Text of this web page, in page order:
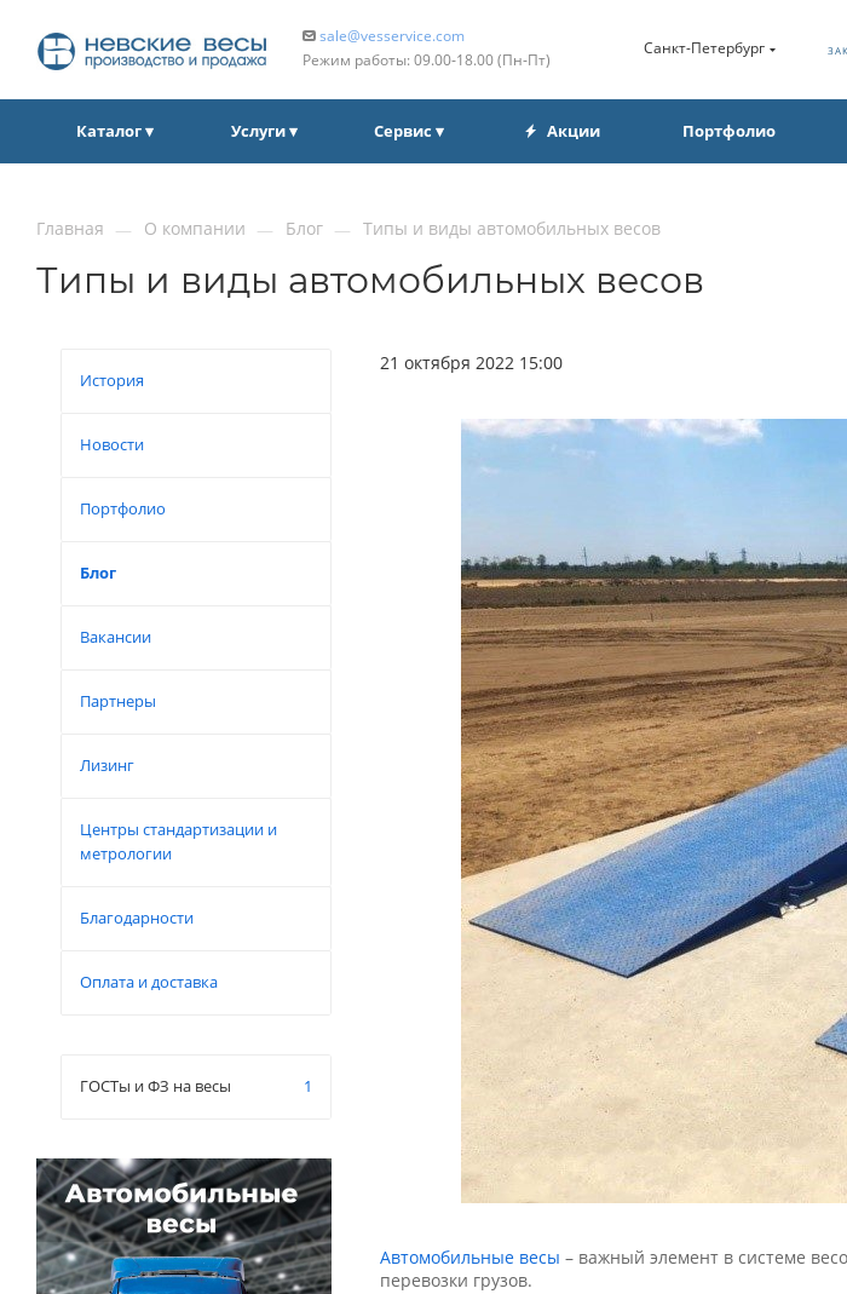
sale@vesservice.com
Режим работы: 09.00‑18.00 (Пн‑Пт)
Санкт-Петербург
Каталог ▾ Услуги ▾ Сервис ▾ Акции Портфолио
Главная — О компании — Блог — Типы и виды автомобильных весов
Типы и виды автомобильных весов
21 октября 2022 15:00
Автомобильные весы – важный элемент в системе
перевозки грузов.
История
Новости
Портфолио
Блог
Вакансии
Партнеры
Лизинг
Центры стандартизации и
метрологии
Благодарности
Оплата и доставка
ГОСТы и ФЗ на весы 1